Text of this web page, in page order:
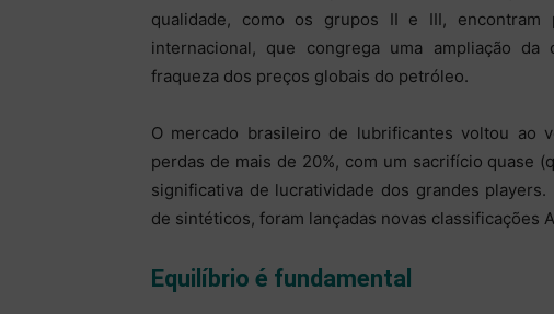
qualidade, como os grupos II e III, encontram
internacional, que congrega uma ampliação
fraqueza dos preços globais do petróleo.
O mercado brasileiro de lubrificantes voltou ao
perdas de mais de 20%, com um sacrifício quase
significativa de lucratividade dos grandes
de sintéticos, foram lançadas novas classificações
Equilíbrio é fundamental